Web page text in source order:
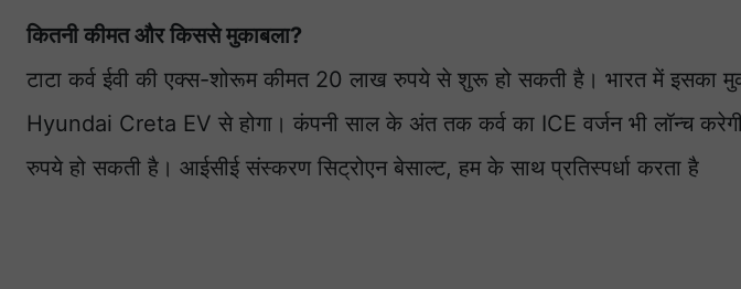
कितनी कीमत और किससे मुकाबला?
टाटा कर्व ईवी की एक्स-शोरूम कीमत 20 लाख रुपये से शुरू हो सकती है। भारत में इसका
Hyundai Creta EV से होगा। कंपनी साल के अंत तक कर्व का ICE वर्जन भी लॉन्च
रुपये हो सकती है। आईसीई संस्करण सिट्रोएन बेसाल्ट, हम के साथ प्रतिस्पर्धा करता है